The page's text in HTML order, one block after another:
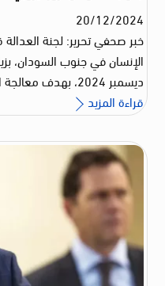
20/12/2024
خبر صحفي تحرير: لجنة
الإنسان في جنوب السودان،
ديسمبر 2024، بهدف معالجة الانتهاكات […]
قراءة المزيد